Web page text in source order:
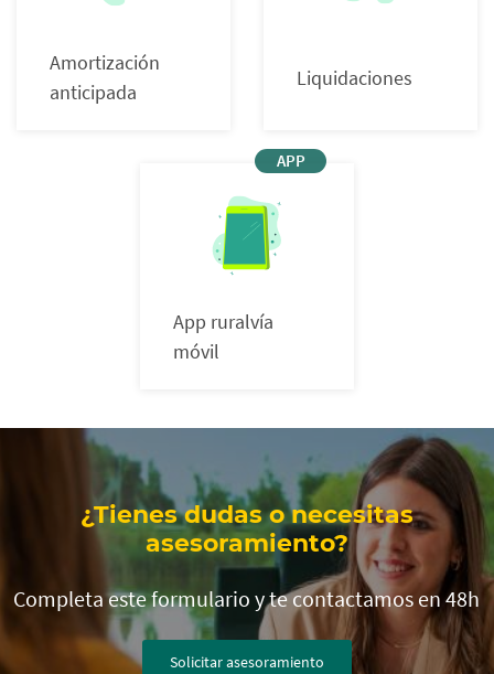
Amortización
anticipada
Liquidaciones
App ruralvía
móvil
¿Tienes dudas o necesitas
asesoramiento?
Completa este formulario y te contactamos en 48h
Solicitar asesoramiento